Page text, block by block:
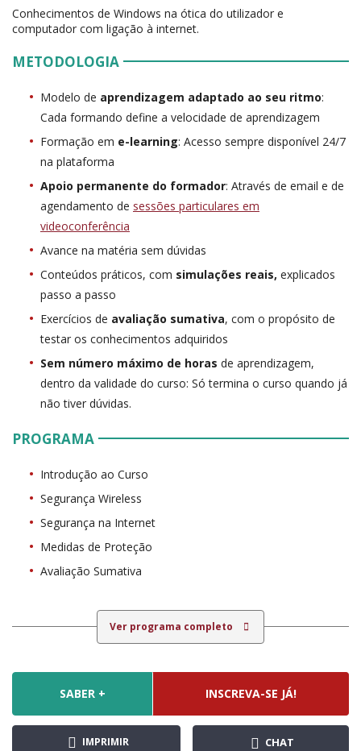
Conhecimentos de Windows na ótica do utilizador e
computador com ligação à internet.
METODOLOGIA
Modelo de aprendizagem adaptado ao seu ritmo:
Cada formando define a velocidade de aprendizagem
Formação em e-learning: Acesso sempre disponível 24/7
na plataforma
Apoio permanente do formador: Através de email e de
agendamento de sessões particulares em
videoconferência
Avance na matéria sem dúvidas
Conteúdos práticos, com simulações reais, explicados
passo a passo
Exercícios de avaliação sumativa, com o propósito de
testar os conhecimentos adquiridos
Sem número máximo de horas de aprendizagem,
dentro da validade do curso: Só termina o curso quando já
não tiver dúvidas.
PROGRAMA
Introdução ao Curso
Segurança Wireless
Segurança na Internet
Medidas de Proteção
Avaliação Sumativa
Ver programa completo
SABER + INSCREVA-SE JÁ!
IMPRIMIR CHAT